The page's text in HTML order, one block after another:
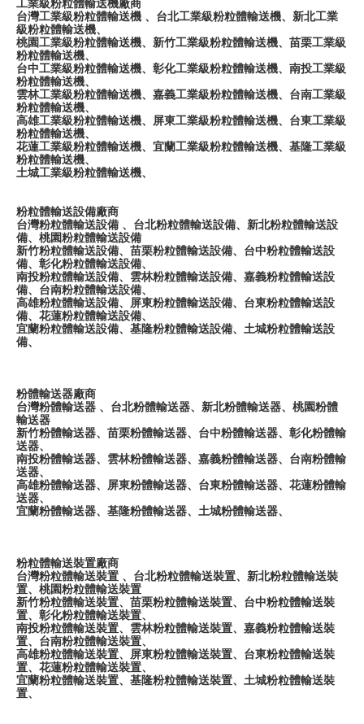
工業級粉粒體輸送機廠商
台灣工業級粉粒體輸送機 、台北工業級粉粒體輸送機、新北工業
級粉粒體輸送機、
桃園工業級粉粒體輸送機、新竹工業級粉粒體輸送機、苗栗工業級
粉粒體輸送機、
台中工業級粉粒體輸送機、彰化工業級粉粒體輸送機、南投工業級
粉粒體輸送機、
雲林工業級粉粒體輸送機、嘉義工業級粉粒體輸送機、台南工業級
粉粒體輸送機、
高雄工業級粉粒體輸送機、屏東工業級粉粒體輸送機、台東工業級
粉粒體輸送機、
花蓮工業級粉粒體輸送機、宜蘭工業級粉粒體輸送機、基隆工業級
粉粒體輸送機、
土城工業級粉粒體輸送機、
粉粒體輸送設備廠商
台灣粉粒體輸送設備 、台北粉粒體輸送設備、新北粉粒體輸送設
備、桃園粉粒體輸送設備
新竹粉粒體輸送設備、苗栗粉粒體輸送設備、台中粉粒體輸送設
備、彰化粉粒體輸送設備、
南投粉粒體輸送設備、雲林粉粒體輸送設備、嘉義粉粒體輸送設
備、台南粉粒體輸送設備、
高雄粉粒體輸送設備、屏東粉粒體輸送設備、台東粉粒體輸送設
備、花蓮粉粒體輸送設備、
宜蘭粉粒體輸送設備、基隆粉粒體輸送設備、土城粉粒體輸送設
備、
粉體輸送器廠商
台灣粉體輸送器 、台北粉體輸送器、新北粉體輸送器、桃園粉體
輸送器
新竹粉體輸送器、苗栗粉體輸送器、台中粉體輸送器、彰化粉體輸
送器、
南投粉體輸送器、雲林粉體輸送器、嘉義粉體輸送器、台南粉體輸
送器、
高雄粉體輸送器、屏東粉體輸送器、台東粉體輸送器、花蓮粉體輸
送器、
宜蘭粉體輸送器、基隆粉體輸送器、土城粉體輸送器、
粉粒體輸送裝置廠商
台灣粉粒體輸送裝置 、台北粉粒體輸送裝置、新北粉粒體輸送裝
置、桃園粉粒體輸送裝置
新竹粉粒體輸送裝置、苗栗粉粒體輸送裝置、台中粉粒體輸送裝
置、彰化粉粒體輸送裝置、
南投粉粒體輸送裝置、雲林粉粒體輸送裝置、嘉義粉粒體輸送裝
置、台南粉粒體輸送裝置、
高雄粉粒體輸送裝置、屏東粉粒體輸送裝置、台東粉粒體輸送裝
置、花蓮粉粒體輸送裝置、
宜蘭粉粒體輸送裝置、基隆粉粒體輸送裝置、土城粉粒體輸送裝
置、